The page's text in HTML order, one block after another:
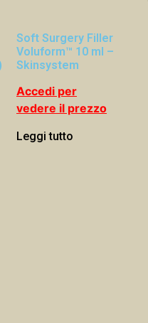
Soft Surgery Filler
Voluform™ 10 ml –
Skinsystem
Accedi per
vedere il prezzo
Leggi tutto